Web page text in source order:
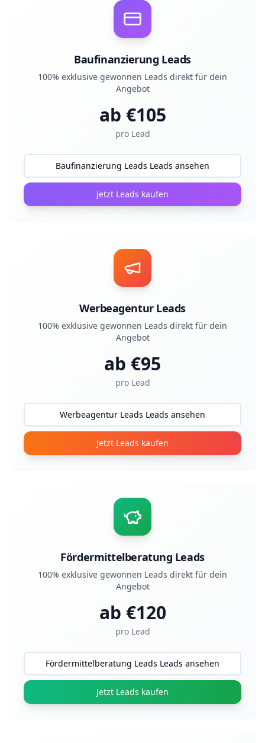
Baufinanzierung Leads
100% exklusive gewonnen Leads direkt für dein
Angebot
ab €105
pro Lead
Baufinanzierung Leads Leads ansehen
Jetzt Leads kaufen
Werbeagentur Leads
100% exklusive gewonnen Leads direkt für dein
Angebot
ab €95
pro Lead
Werbeagentur Leads Leads ansehen
Jetzt Leads kaufen
Fördermittelberatung Leads
100% exklusive gewonnen Leads direkt für dein
Angebot
ab €120
pro Lead
Fördermittelberatung Leads Leads ansehen
Jetzt Leads kaufen